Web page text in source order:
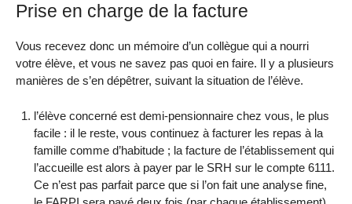
Prise en charge de la facture
Vous recevez donc un mémoire d’un collègue qui a nourri
votre élève, et vous ne savez pas quoi en faire. Il y a plusieurs
manières de s’en dépêtrer, suivant la situation de l’élève.
l’élève concerné est demi-pensionnaire chez vous, le plus
facile : il le reste, vous continuez à facturer les repas à la
famille comme d’habitude ; la facture de l’établissement qui
l’accueille est alors à payer par le SRH sur le compte 6111.
Ce n’est pas parfait parce que si l’on fait une analyse fine,